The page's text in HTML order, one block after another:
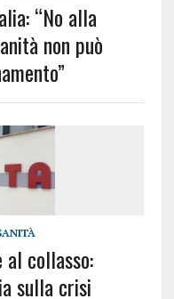
“No alla
non può
al collasso:
sulla crisi